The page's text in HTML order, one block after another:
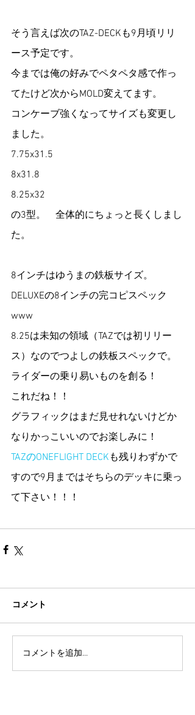
そう言えば次のTAZ-DECKも9月頃リリ
ース予定です。
今までは俺の好みでペタペタ感で作っ
てたけど次からMOLD変えてます。
コンケーブ強くなってサイズも変更し
ました。
7.75x31.5
8x31.8
8.25x32
の3型。　全体的にちょっと長くしまし
た。
8インチはゆうまの鉄板サイズ。
DELUXEの8インチの完コピスペック
www
8.25は未知の領域（TAZでは初リリー
ス）なのでつよしの鉄板スペックで。
ライダーの乗り易いものを創る！
これだね！！
グラフィックはまだ見せれないけどか
なりかっこいいのでお楽しみに！
TAZのONEFLIGHT DECK も残りわずかで
すので9月まではそちらのデッキに乗っ
て下さい！！！
コメント
コメントを追加…